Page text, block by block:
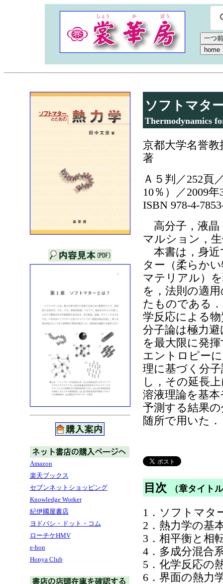
Amazon
楽天ブックス
セブンネットショッピング
Knowledge Worker
紀伊國屋書店
ヨドバシ・ドット・コム
ローチケHMV
e-hon
Honya Club
ソフトマタ
Thermodynamics
京都大学名誉
著
Ａ５判／252頁
10％）／2009
ISBN 978-4-
高分子，液晶
マルション，
本書は，身近
ター（柔らか
マテリアル）
を，法則の適
たものである
学反応による
分子論は極力
を最大限に発
エントロピー
理に基づく分
し，その延長
溶液理論を基
予測する結果
随所で用いた．
目次 （章タイト
1．ソフトマタ
2．熱力学の基
3．相平衡と相
4．多成分混合
5．化学反応の
6．界面の熱力